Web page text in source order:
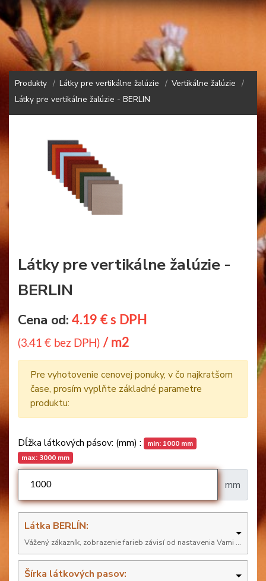
Produkty Látky pre vertikálne žalúzie
Vertikálne žalúzie
Látky pre vertikálne žalúzie - BERLIN
Látky pre vertikálne žalúzie -
BERLIN
Cena od:4.19 € s DPH
(3.41 € bez DPH) / m2
Pre vyhotovenie cenovej ponuky, v čo najkratšom
čase, prosím vyplňte základné parametre
produktu:
Dĺžka látkových pásov: (mm) :
min: 1000 mm
max: 3000 mm
mm
Látka BERLÍN:
Šírka látkových pasov: